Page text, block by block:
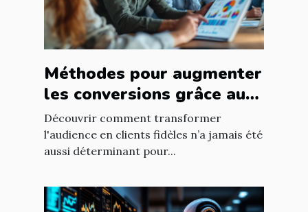
Méthodes pour augmenter
les conversions grâce au
ciblage marketing
Découvrir comment transformer
l'audience en clients fidèles n’a jamais été
aussi déterminant pour...